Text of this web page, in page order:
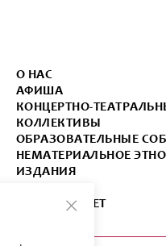
О НАС
АФИША
КОНЦЕРТНО-
КОЛЛЕКТИВЫ
ОБРАЗОВАТЕЛЬНЫЕ
НЕМАТЕРИАЛЬНОЕ
ИЗДАНИЯ
КУПИТЬ БИЛЕТ